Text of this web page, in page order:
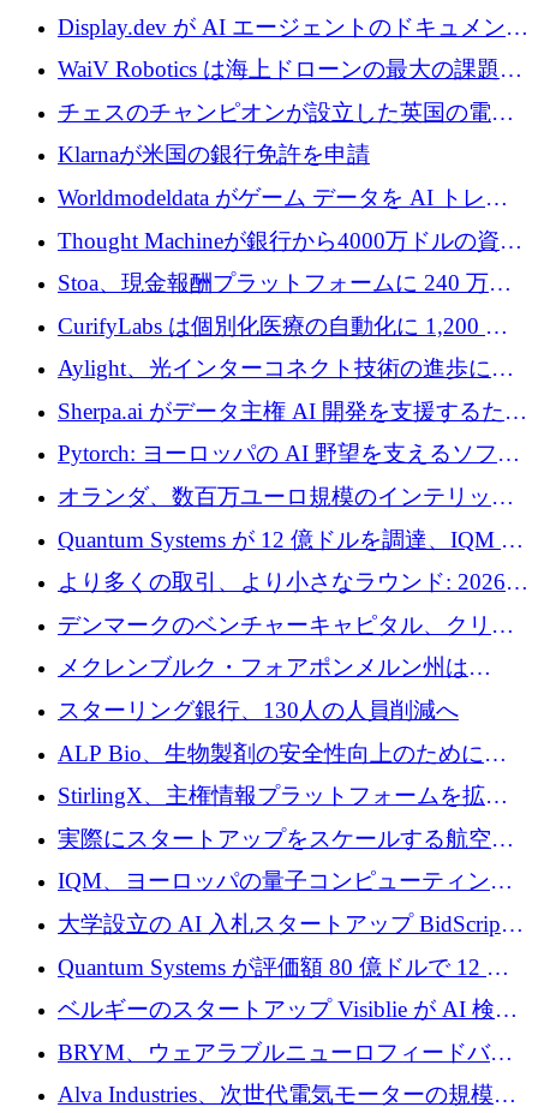
810万ポンドを確保
Display.dev が AI エージェントのドキュメント
コラボレーションを強化するために 47 万ユー
WaiV Robotics は海上ドローンの最大の課題の
1 つをどのように解決しているか
チェスのチャンピオンが設立した英国の電池
材料スタートアップ TaiSan が 465 万ポンドを
Klarnaが米国の銀行免許を申請
Worldmodeldata がゲーム データを AI トレー
ニングに変えるために 700 万ポンドを獲得
Thought Machineが銀行から4000万ドルの資金
調達、年間収益1億ドルを突破
Stoa、現金報酬プラットフォームに 240 万ド
ルを確保
CurifyLabs は個別化医療の自動化に 1,200 万
ユーロを寄付
Aylight、光インターコネクト技術の進歩に向
けて450万ユーロのプレシードラウンドを終了
Sherpa.ai がデータ主権 AI 開発を支援するため
に 1,800 万ドルを調達
Pytorch: ヨーロッパの AI 野望を支えるソフト
ウェア層
オランダ、数百万ユーロ規模のインテリック
との提携で軍用ドローンにソフトウェアファ
ースト戦略を採用
Quantum Systems が 12 億ドルを調達、IQM が
米国の主要取引所で初の欧州量子企業とな
る、6 月に欧州のスタートアップ資金調達
より多くの取引、より小さなラウンド: 2026
年 6 月に欧州のスタートアップ資金調達
デンマークのベンチャーキャピタル、クリメ
ンタム・キャピタルが気候変動対策ハードウ
を確保
メクレンブルク・フォアポンメルン州は
Nextcloud を州全体に展開し、オープンソース
戦略を拡大
スターリング銀行、130人の人員削減へ
ALP Bio、生物製剤の安全性向上のために
Venture Kick から 16 万 1,000 ユーロを調達
StirlingX、主権情報プラットフォームを拡張
するためにシリーズ A で 2,000 万ドルを確保
実際にスタートアップをスケールする航空イ
ノベーション モデルを学ぶ
IQM、ヨーロッパの量子コンピューティング
企業として初めて米国の主要取引所に上場
大学設立の AI 入札スタートアップ BidScript
がプレシード資金総額 100 万ドルを突破
Quantum Systems が評価額 80 億ドルで 12 億
ドルを調達
ベルギーのスタートアップ Visiblie が AI 検索
の可視化のために 50 万ユーロを調達
BRYM、ウェアラブルニューロフィードバッ
クプラットフォームの開発に65万ユーロを確
Alva Industries、次世代電気モーターの規模拡